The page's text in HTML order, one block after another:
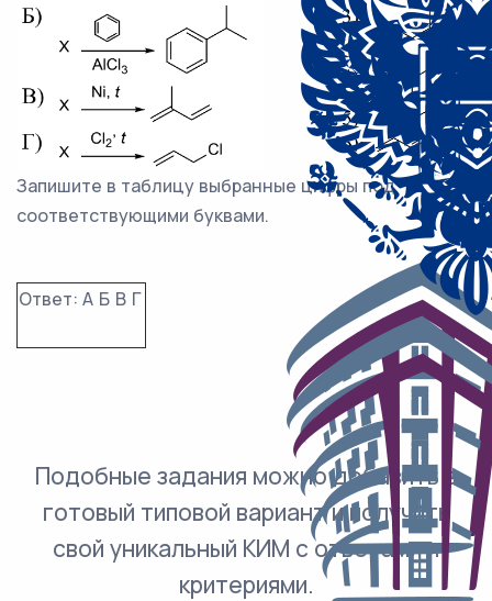
Запишите в таблицу выбранные цифры под
соответствующими буквами.
Ответ: А Б В Г
Подобные задания можно добавить в
готовый типовой вариант и получить
свой уникальный КИМ с ответами и
критериями.